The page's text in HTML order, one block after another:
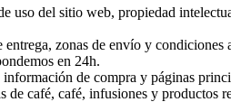
uso del sitio web, propiedad
zonas de envío y condiciones
en 24h.
de compra y páginas
de café, café, infusiones y productos